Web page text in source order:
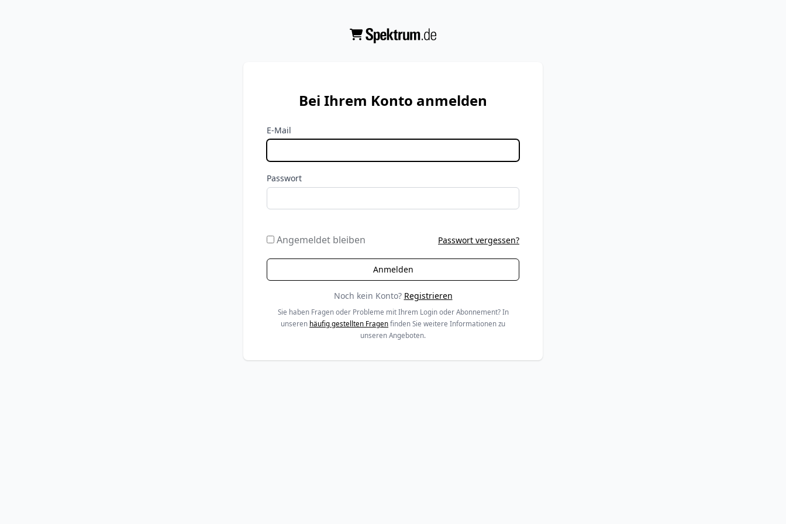
Bei Ihrem Konto anmelden
E-Mail
Passwort
Angemeldet bleiben Passwort vergessen?
Noch kein Konto? Registrieren
Sie haben Fragen oder Probleme mit Ihrem Login oder Abonnement? In
unseren häufig gestellten Fragen finden Sie weitere Informationen zu
unseren Angeboten.